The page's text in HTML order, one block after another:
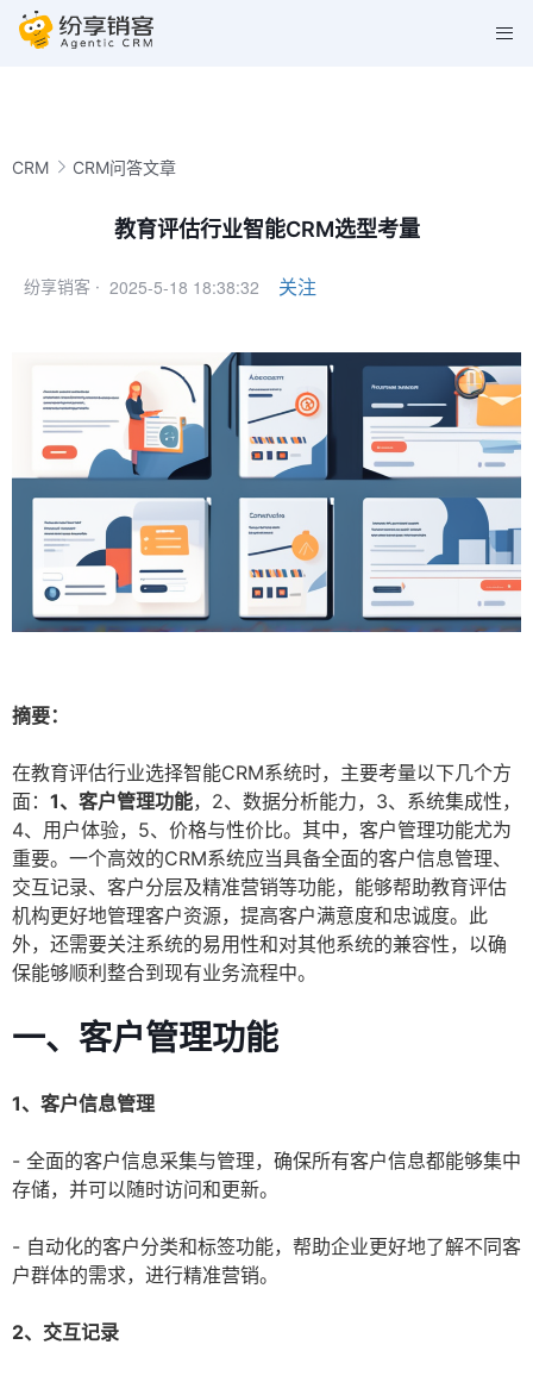
CRM CRM问答文章
教育评估行业智能CRM选型考量
纷享销客 · 2025-5-18 18:38:32 关注
摘要：
在教育评估行业选择智能CRM系统时，主要考量以下几个方
面： 1、客户管理功能，2、数据分析能力，3、系统集成性，
4、用户体验，5、价格与性价比。其中，客户管理功能尤为
重要。一个高效的CRM系统应当具备全面的客户信息管理、
交互记录、客户分层及精准营销等功能，能够帮助教育评估
机构更好地管理客户资源，提高客户满意度和忠诚度。此
外，还需要关注系统的易用性和对其他系统的兼容性，以确
保能够顺利整合到现有业务流程中。
一、客户管理功能
1、客户信息管理
- 全面的客户信息采集与管理，确保所有客户信息都能够集中
存储，并可以随时访问和更新。
- 自动化的客户分类和标签功能，帮助企业更好地了解不同客
户群体的需求，进行精准营销。
2、交互记录